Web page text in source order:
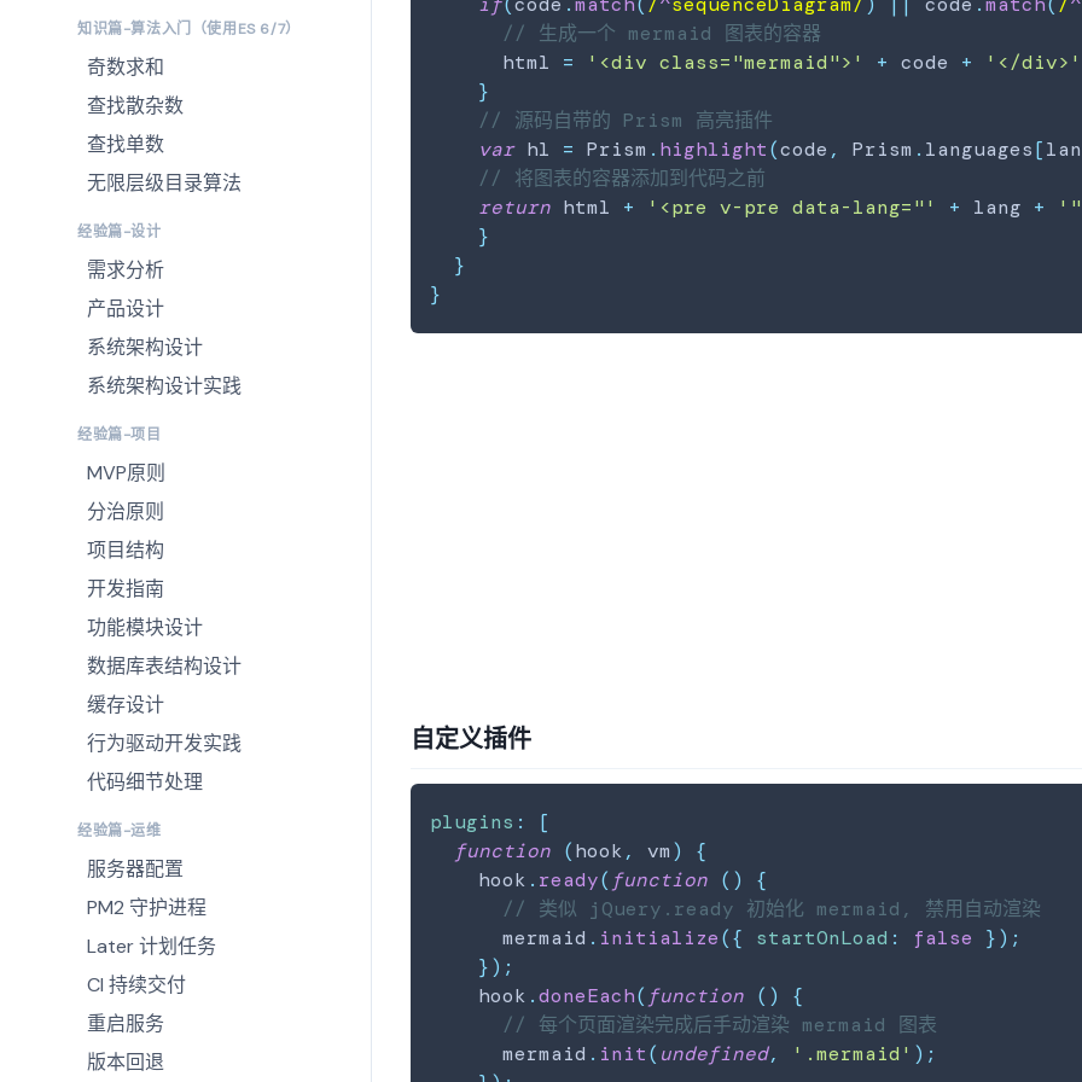
知识篇-算法入门（使用ES 6/7）
奇数求和
查找散杂数
查找单数
无限层级目录算法
经验篇-设计
需求分析
产品设计
系统架构设计
系统架构设计实践
经验篇-项目
MVP原则
分治原则
项目结构
开发指南
功能模块设计
数据库表结构设计
缓存设计
行为驱动开发实践
代码细节处理
经验篇-运维
服务器配置
PM2 守护进程
Later 计划任务
CI 持续交付
重启服务
版本回退
// 生成一个 mermaid 图表的容器
      html
= '<div class="mermaid">' + code + '</div>'
}
// 源码自带的 Prism 高亮插件
var hl = Prism . highlight(code , Prism . languages[
// 将图表的容器添加到代码之前
return html + '<pre v-pre data-lang="' + lang +
}
}
}
自定义插件
plugins :
[
function (hook, vm)
{
    hook
. ready( function ( )
{
// 类似 jQuery.ready 初始化 mermaid, 禁用自动渲染
      mermaid
. initialize({ startOnLoad : false }) ;
}) ;
    hook
.doneEach( function ( )
{
// 每个页面渲染完成后手动渲染 mermaid 图表
      mermaid
. init( undefined, '.mermaid' ) ;